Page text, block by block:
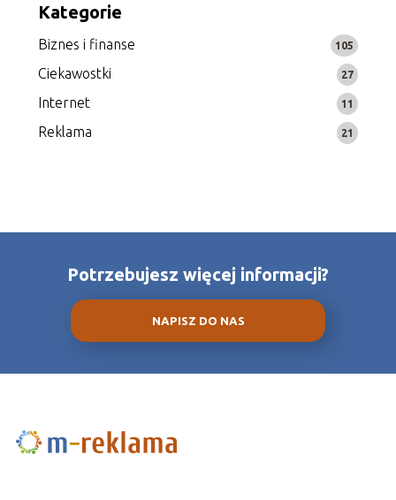
Kategorie
Biznes i finanse 105
Ciekawostki 27
Internet 11
Reklama 21
Potrzebujesz więcej informacji?
NAPISZ DO NAS